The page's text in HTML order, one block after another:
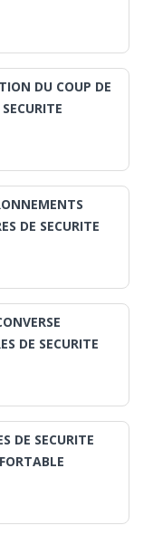
DU COUP DE
DE SECURITE
DE SECURITE
DE SECURITE